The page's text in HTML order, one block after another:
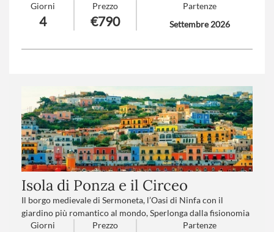
incantevole mix tra paesini medioevali, romantiche
passeggiate in riva alle sue acque quiete, località mondane e il
fascino delle cascate del Reno, le più grandi d’Europa.
Trattamento: Pensione completa con bevande
Giorni
4
Prezzo
€790
Partenze
Settembre 2026
Isola di Ponza e il Circeo
Il borgo medievale di Sermoneta, l’Oasi di Ninfa con il
giardino più romantico al mondo, Sperlonga dalla fisionomia
greca, l’isola di Ponza quintessenza mediterranea...
Giorni Prezzo
Partenze